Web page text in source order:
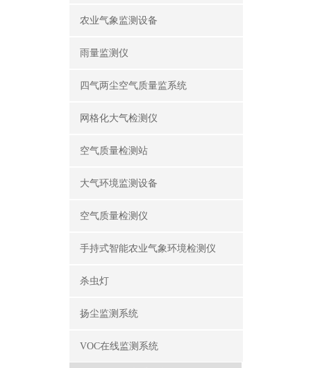
农业气象监测设备
雨量监测仪
四气两尘空气质量监系统
网格化大气检测仪
空气质量检测站
大气环境监测设备
空气质量检测仪
手持式智能农业气象环境检测仪
杀虫灯
扬尘监测系统
VOC在线监测系统